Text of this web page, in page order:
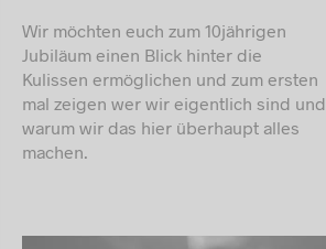
Wir möchten euch zum 10jährigen
Jubiläum einen Blick hinter die
Kulissen ermöglichen und zum ersten
mal zeigen wer wir eigentlich sind und
warum wir das hier überhaupt alles
machen.